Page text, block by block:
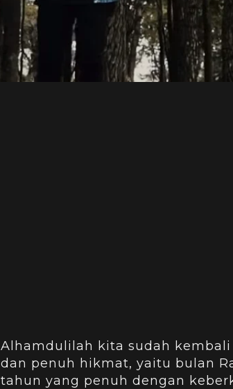
Alhamdulilah kita sudah
dan penuh hikmat, yaitu bulan
tahun yang penuh dengan